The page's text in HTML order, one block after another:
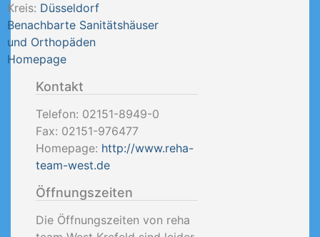
Kreis: Düsseldorf
Benachbarte Sanitätshäuser
und Orthopäden
Homepage
Kontakt
Telefon: 02151-8949-0
Fax: 02151-976477
Homepage: http://www.reha-
team-west.de
Öffnungszeiten
Die Öffnungszeiten von reha